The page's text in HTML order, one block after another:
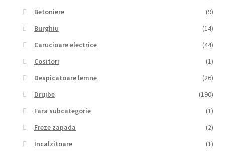
Betoniere
(9)
Burghiu
(14)
Carucioare electrice
(44)
Cositori
(1)
Despicatoare lemne
(26)
Drujbe
(190)
Fara subcategorie
(1)
Freze zapada
(2)
Incalzitoare
(1)